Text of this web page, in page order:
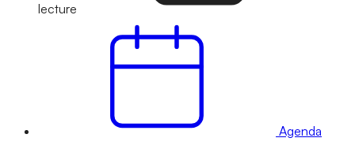
lecture
Agenda